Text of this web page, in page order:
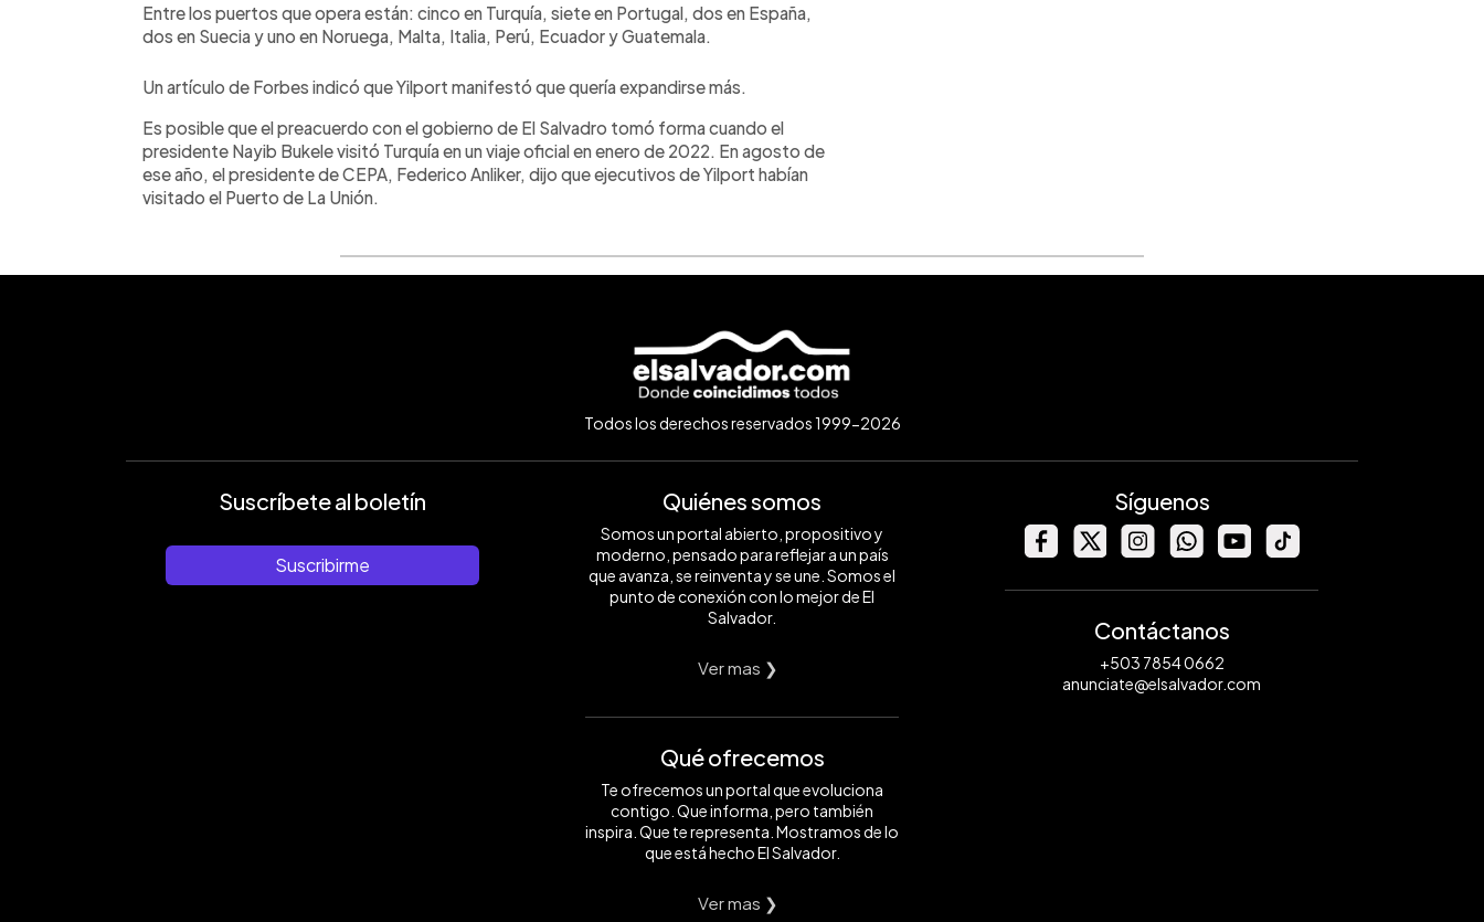
Entre los puertos que opera están: cinco en Turquía, siete en Portugal, dos en España,
dos en Suecia y uno en Noruega, Malta, Italia, Perú, Ecuador y Guatemala.
Un artículo de Forbes indicó que Yilport manifestó que quería expandirse más.
Es posible que el preacuerdo con el gobierno de El Salvadro tomó forma cuando el
presidente Nayib Bukele visitó Turquía en un viaje oficial en enero de 2022. En agosto de
ese año, el presidente de CEPA, Federico Anliker, dijo que ejecutivos de Yilport habían
visitado el Puerto de La Unión.
Todos los derechos reservados 1999-2026
Suscríbete al boletín
Suscribirme
Quiénes somos
Somos un portal abierto, propositivo y
moderno, pensado para reflejar a un país
que avanza, se reinventa y se une. Somos el
punto de conexión con lo mejor de El
Salvador.
Ver mas ❯
Qué ofrecemos
Te ofrecemos un portal que evoluciona
contigo. Que informa, pero también
inspira. Que te representa. Mostramos de lo
que está hecho El Salvador.
Ver mas ❯
Síguenos
Contáctanos
+503 7854 0662
anunciate@elsalvador.com